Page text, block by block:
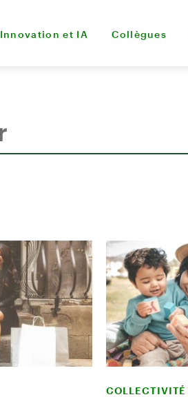
Innovation et IA Collègues
COLLECTIVITÉ